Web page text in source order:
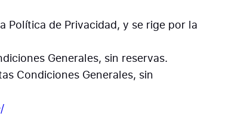
Política de Privacidad, y se rige por la
Generales, sin reservas.
Condiciones Generales, sin